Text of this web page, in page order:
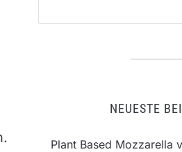
NEUESTE
Plant Based Mozzarella